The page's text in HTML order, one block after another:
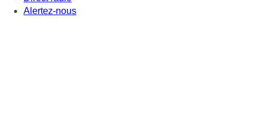
Alertez-nous